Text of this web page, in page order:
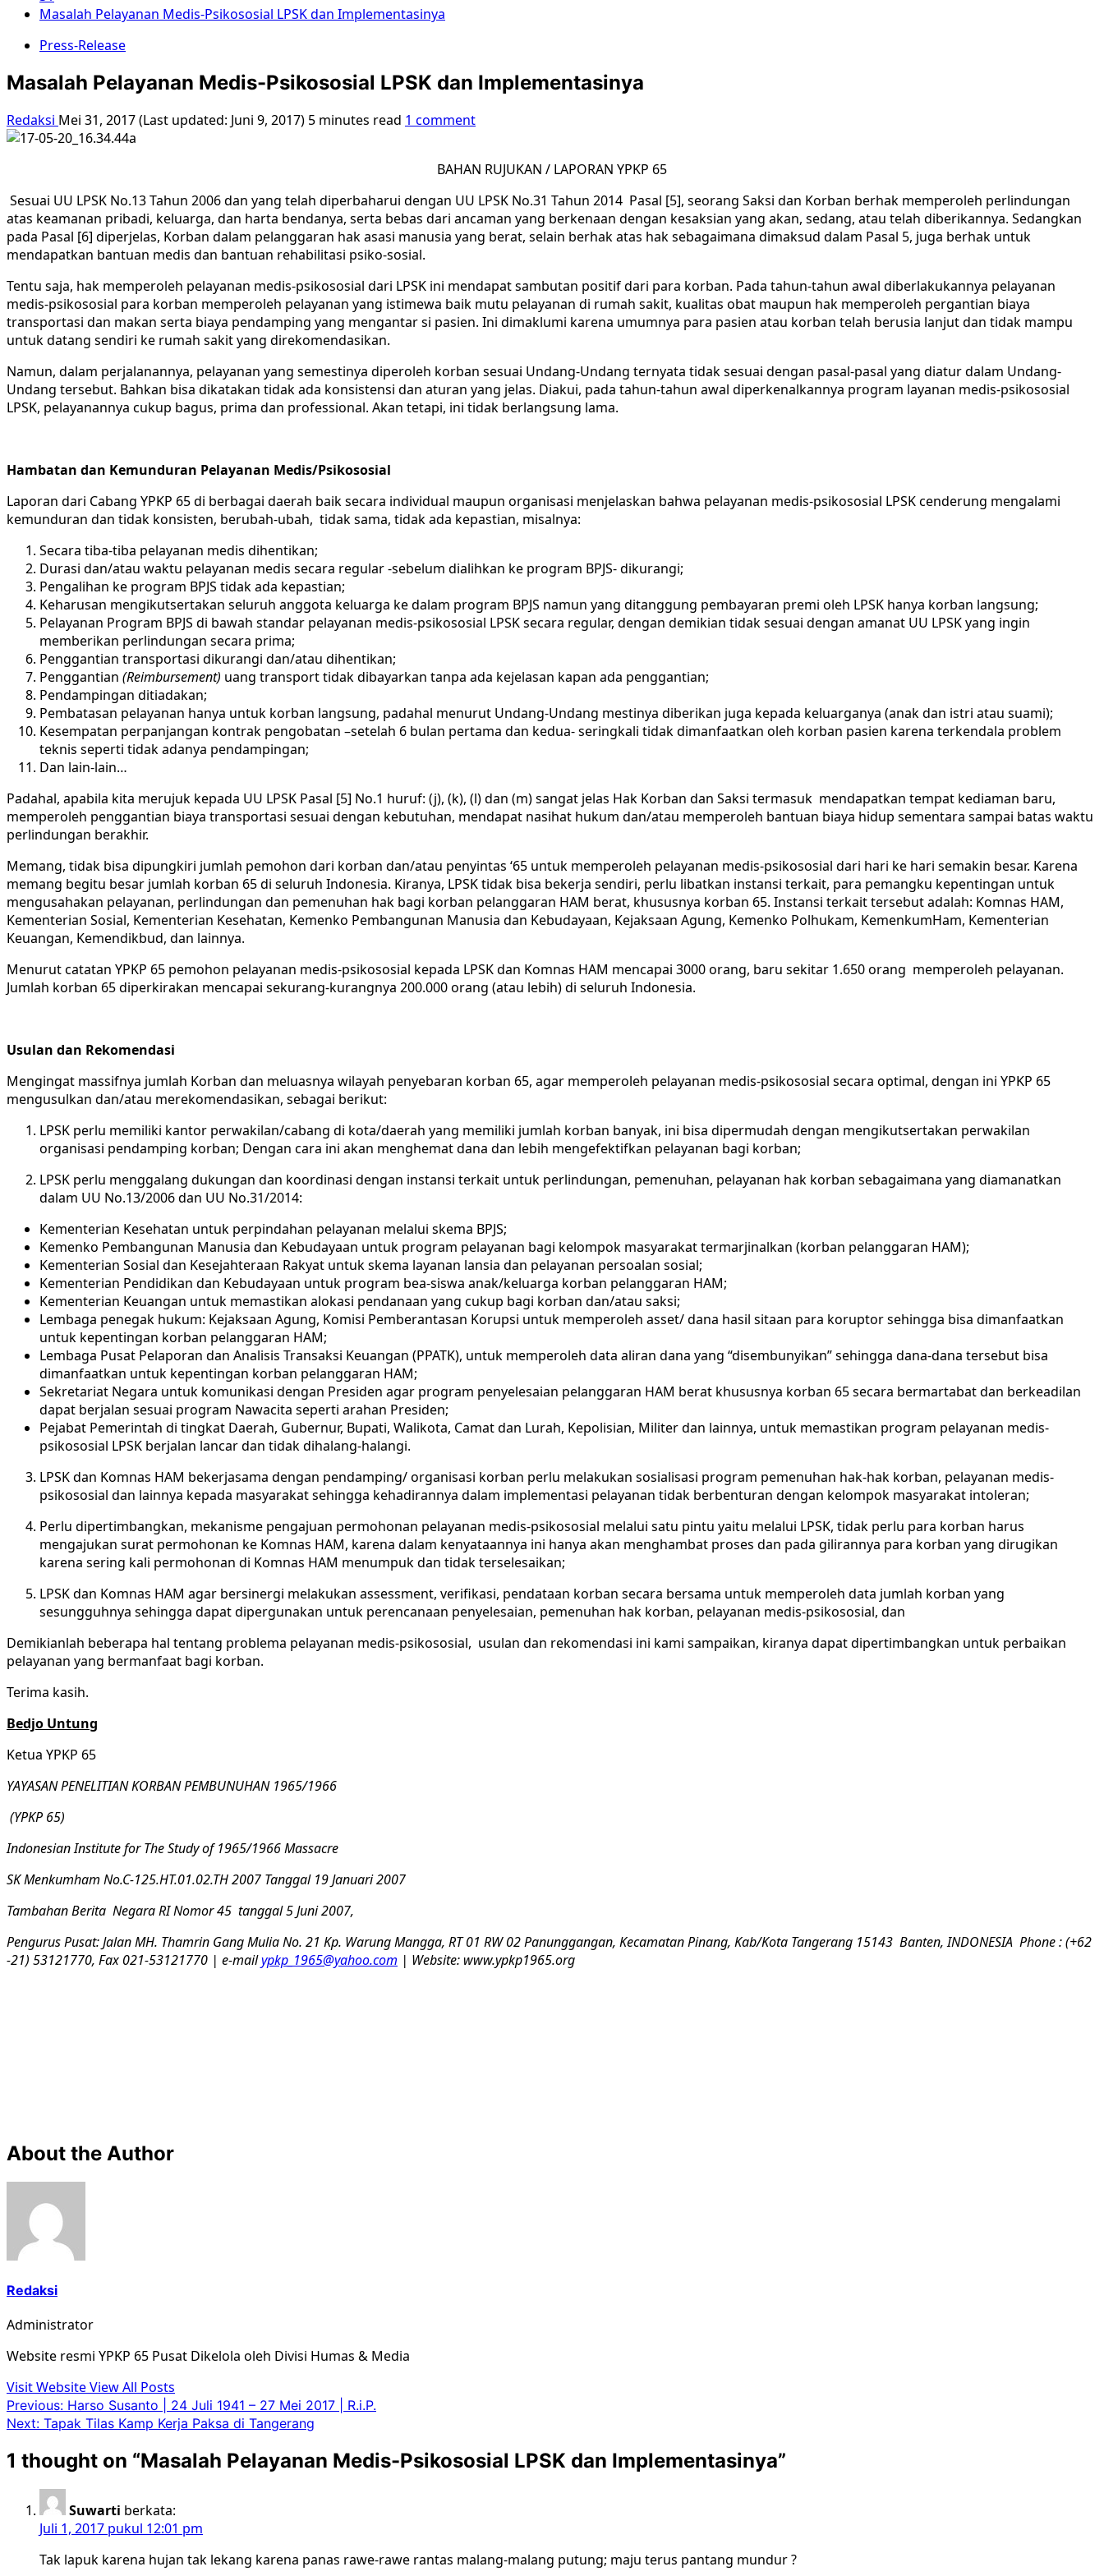
Masalah Pelayanan Medis-Psikososial LPSK dan Implementasinya
Press-Release
Masalah Pelayanan Medis-Psikososial LPSK dan Implementasinya
Redaksi Mei 31, 2017 (Last updated: Juni 9, 2017) 5 minutes read 1 comment
BAHAN RUJUKAN / LAPORAN YPKP 65
Sesuai UU LPSK No.13 Tahun 2006 dan yang telah diperbaharui dengan UU LPSK No.31 Tahun 2014 Pasal [5], seorang Saksi dan Korban berhak memperoleh perlindungan
atas keamanan pribadi, keluarga, dan harta bendanya, serta bebas dari ancaman yang berkenaan dengan kesaksian yang akan, sedang, atau telah diberikannya. Sedangkan
pada Pasal [6] diperjelas, Korban dalam pelanggaran hak asasi manusia yang berat, selain berhak atas hak sebagaimana dimaksud dalam Pasal 5, juga berhak untuk
mendapatkan bantuan medis dan bantuan rehabilitasi psiko-sosial.
Tentu saja, hak memperoleh pelayanan medis-psikososial dari LPSK ini mendapat sambutan positif dari para korban. Pada tahun-tahun awal diberlakukannya pelayanan
medis-psikososial para korban memperoleh pelayanan yang istimewa baik mutu pelayanan di rumah sakit, kualitas obat maupun hak memperoleh pergantian biaya
transportasi dan makan serta biaya pendamping yang mengantar si pasien. Ini dimaklumi karena umumnya para pasien atau korban telah berusia lanjut dan tidak mampu
untuk datang sendiri ke rumah sakit yang direkomendasikan.
Namun, dalam perjalanannya, pelayanan yang semestinya diperoleh korban sesuai Undang-Undang ternyata tidak sesuai dengan pasal-pasal yang diatur dalam Undang-
Undang tersebut. Bahkan bisa dikatakan tidak ada konsistensi dan aturan yang jelas. Diakui, pada tahun-tahun awal diperkenalkannya program layanan medis-psikososial
LPSK, pelayanannya cukup bagus, prima dan professional. Akan tetapi, ini tidak berlangsung lama.
Hambatan dan Kemunduran Pelayanan Medis/Psikososial
Laporan dari Cabang YPKP 65 di berbagai daerah baik secara individual maupun organisasi menjelaskan bahwa pelayanan medis-psikososial LPSK cenderung mengalami
kemunduran dan tidak konsisten, berubah-ubah, tidak sama, tidak ada kepastian, misalnya:
Secara tiba-tiba pelayanan medis dihentikan;
Durasi dan/atau waktu pelayanan medis secara regular -sebelum dialihkan ke program BPJS- dikurangi;
Pengalihan ke program BPJS tidak ada kepastian;
Keharusan mengikutsertakan seluruh anggota keluarga ke dalam program BPJS namun yang ditanggung pembayaran premi oleh LPSK hanya korban langsung;
Pelayanan Program BPJS di bawah standar pelayanan medis-psikososial LPSK secara regular, dengan demikian tidak sesuai dengan amanat UU LPSK yang ingin
memberikan perlindungan secara prima;
Penggantian transportasi dikurangi dan/atau dihentikan;
Penggantian (Reimbursement) uang transport tidak dibayarkan tanpa ada kejelasan kapan ada penggantian;
Pendampingan ditiadakan;
Pembatasan pelayanan hanya untuk korban langsung, padahal menurut Undang-Undang mestinya diberikan juga kepada keluarganya (anak dan istri atau suami);
Kesempatan perpanjangan kontrak pengobatan –setelah 6 bulan pertama dan kedua- seringkali tidak dimanfaatkan oleh korban pasien karena terkendala problem
teknis seperti tidak adanya pendampingan;
Dan lain-lain…
Padahal, apabila kita merujuk kepada UU LPSK Pasal [5] No.1 huruf: (j), (k), (l) dan (m) sangat jelas Hak Korban dan Saksi termasuk mendapatkan tempat kediaman baru,
memperoleh penggantian biaya transportasi sesuai dengan kebutuhan, mendapat nasihat hukum dan/atau memperoleh bantuan biaya hidup sementara sampai batas waktu
perlindungan berakhir.
Memang, tidak bisa dipungkiri jumlah pemohon dari korban dan/atau penyintas ‘65 untuk memperoleh pelayanan medis-psikososial dari hari ke hari semakin besar. Karena
memang begitu besar jumlah korban 65 di seluruh Indonesia. Kiranya, LPSK tidak bisa bekerja sendiri, perlu libatkan instansi terkait, para pemangku kepentingan untuk
mengusahakan pelayanan, perlindungan dan pemenuhan hak bagi korban pelanggaran HAM berat, khususnya korban 65. Instansi terkait tersebut adalah: Komnas HAM,
Kementerian Sosial, Kementerian Kesehatan, Kemenko Pembangunan Manusia dan Kebudayaan, Kejaksaan Agung, Kemenko Polhukam, KemenkumHam, Kementerian
Keuangan, Kemendikbud, dan lainnya.
Menurut catatan YPKP 65 pemohon pelayanan medis-psikososial kepada LPSK dan Komnas HAM mencapai 3000 orang, baru sekitar 1.650 orang memperoleh pelayanan.
Jumlah korban 65 diperkirakan mencapai sekurang-kurangnya 200.000 orang (atau lebih) di seluruh Indonesia.
Usulan dan Rekomendasi
Mengingat massifnya jumlah Korban dan meluasnya wilayah penyebaran korban 65, agar memperoleh pelayanan medis-psikososial secara optimal, dengan ini YPKP 65
mengusulkan dan/atau merekomendasikan, sebagai berikut:
LPSK perlu memiliki kantor perwakilan/cabang di kota/daerah yang memiliki jumlah korban banyak, ini bisa dipermudah dengan mengikutsertakan perwakilan
organisasi pendamping korban; Dengan cara ini akan menghemat dana dan lebih mengefektifkan pelayanan bagi korban;
LPSK perlu menggalang dukungan dan koordinasi dengan instansi terkait untuk perlindungan, pemenuhan, pelayanan hak korban sebagaimana yang diamanatkan
dalam UU No.13/2006 dan UU No.31/2014:
Kementerian Kesehatan untuk perpindahan pelayanan melalui skema BPJS;
Kemenko Pembangunan Manusia dan Kebudayaan untuk program pelayanan bagi kelompok masyarakat termarjinalkan (korban pelanggaran HAM);
Kementerian Sosial dan Kesejahteraan Rakyat untuk skema layanan lansia dan pelayanan persoalan sosial;
Kementerian Pendidikan dan Kebudayaan untuk program bea-siswa anak/keluarga korban pelanggaran HAM;
Kementerian Keuangan untuk memastikan alokasi pendanaan yang cukup bagi korban dan/atau saksi;
Lembaga penegak hukum: Kejaksaan Agung, Komisi Pemberantasan Korupsi untuk memperoleh asset/ dana hasil sitaan para koruptor sehingga bisa dimanfaatkan
untuk kepentingan korban pelanggaran HAM;
Lembaga Pusat Pelaporan dan Analisis Transaksi Keuangan (PPATK), untuk memperoleh data aliran dana yang “disembunyikan” sehingga dana-dana tersebut bisa
dimanfaatkan untuk kepentingan korban pelanggaran HAM;
Sekretariat Negara untuk komunikasi dengan Presiden agar program penyelesaian pelanggaran HAM berat khususnya korban 65 secara bermartabat dan berkeadilan
dapat berjalan sesuai program Nawacita seperti arahan Presiden;
Pejabat Pemerintah di tingkat Daerah, Gubernur, Bupati, Walikota, Camat dan Lurah, Kepolisian, Militer dan lainnya, untuk memastikan program pelayanan medis-
psikososial LPSK berjalan lancar dan tidak dihalang-halangi.
LPSK dan Komnas HAM bekerjasama dengan pendamping/ organisasi korban perlu melakukan sosialisasi program pemenuhan hak-hak korban, pelayanan medis-
psikososial dan lainnya kepada masyarakat sehingga kehadirannya dalam implementasi pelayanan tidak berbenturan dengan kelompok masyarakat intoleran;
Perlu dipertimbangkan, mekanisme pengajuan permohonan pelayanan medis-psikososial melalui satu pintu yaitu melalui LPSK, tidak perlu para korban harus
mengajukan surat permohonan ke Komnas HAM, karena dalam kenyataannya ini hanya akan menghambat proses dan pada gilirannya para korban yang dirugikan
karena sering kali permohonan di Komnas HAM menumpuk dan tidak terselesaikan;
LPSK dan Komnas HAM agar bersinergi melakukan assessment, verifikasi, pendataan korban secara bersama untuk memperoleh data jumlah korban yang
sesungguhnya sehingga dapat dipergunakan untuk perencanaan penyelesaian, pemenuhan hak korban, pelayanan medis-psikososial, dan
Demikianlah beberapa hal tentang problema pelayanan medis-psikososial, usulan dan rekomendasi ini kami sampaikan, kiranya dapat dipertimbangkan untuk perbaikan
pelayanan yang bermanfaat bagi korban.
Terima kasih.
Bedjo Untung
Ketua YPKP 65
YAYASAN PENELITIAN KORBAN PEMBUNUHAN 1965/1966
(YPKP 65)
Indonesian Institute for The Study of 1965/1966 Massacre
SK Menkumham No.C-125.HT.01.02.TH 2007 Tanggal 19 Januari 2007
Tambahan Berita Negara RI Nomor 45 tanggal 5 Juni 2007,
Pengurus Pusat: Jalan MH. Thamrin Gang Mulia No. 21 Kp. Warung Mangga, RT 01 RW 02 Panunggangan, Kecamatan Pinang, Kab/Kota Tangerang 15143 Banten, INDONESIA Phone : (+62
-21) 53121770, Fax 021-53121770 | e-mailypkp_1965@yahoo.com | Website: www.ypkp1965.org
About the Author
Redaksi
Administrator
Website resmi YPKP 65 Pusat Dikelola oleh Divisi Humas & Media
Visit WebsiteView All Posts
Post
navigation
Previous: Harso Susanto | 24 Juli 1941 – 27 Mei 2017 | R.i.P.
Next: Tapak Tilas Kamp Kerja Paksa di Tangerang
1 thought on “Masalah Pelayanan Medis-Psikososial LPSK dan Implementasinya”
Suwarti berkata:
Juli 1, 2017 pukul 12:01 pm
Tak lapuk karena hujan tak lekang karena panas rawe-rawe rantas malang-malang putung; maju terus pantang mundur ?